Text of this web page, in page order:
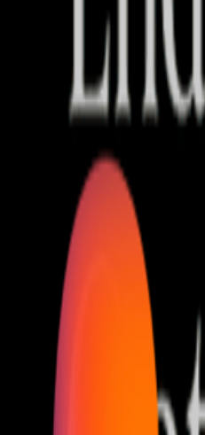
Who we are
AT PARTNERSが提供す
オープンイノベーション
詳しく見る
AT PARTNERS3つの強み